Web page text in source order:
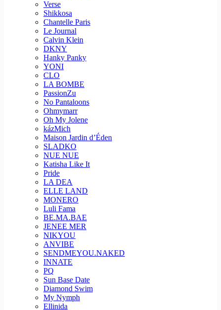
Verse
Shikkosa
Chantelle Paris
Le Journal
Calvin Klein
DKNY
Hanky Panky
YONI
CLO
LA BOMBE
PassionZu
No Pantaloons
Ohmymarr
Oh My Jolene
kázMich
Maison Jardin d’Éden
SLADKO
NUE NUE
Katisha Like It
Pride
LA DEA
ELLE LAND
MONERO
Luli Fama
BE.MA.BAE
JENEE MER
NIKYOU
ANVIBE
SENDMEYOU.NAKED
INNATE
PQ
Sun Base Date
Diamond Swim
My Nymph
Ellinida